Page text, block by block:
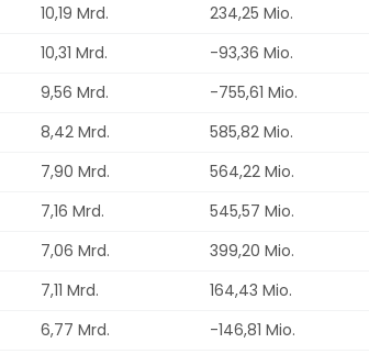
10,19 Mrd. 234,25 Mio.
10,31 Mrd. -93,36 Mio.
9,56 Mrd. -755,61 Mio.
8,42 Mrd. 585,82 Mio.
7,90 Mrd. 564,22 Mio.
7,16 Mrd. 545,57 Mio.
7,06 Mrd. 399,20 Mio.
7,11 Mrd. 164,43 Mio.
6,77 Mrd. -146,81 Mio.